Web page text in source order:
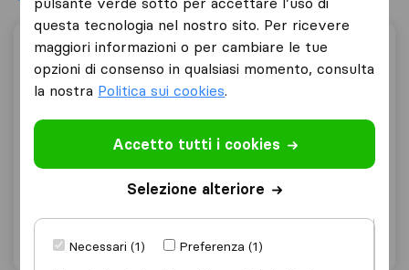
Traslochi Pesce & Balbo
11
Traslochi Pesce & Balbo
Chiedi preventivo Dettagli
questa tecnologia nel nostro sito. Per ricevere
maggiori informazioni o per cambiare le tue
opzioni di consenso in qualsiasi momento, consulta
la nostra Politica sui cookies.
Accetto tutti i cookies
Selezione alteriore
Necessari (1)
Preferenza (1)